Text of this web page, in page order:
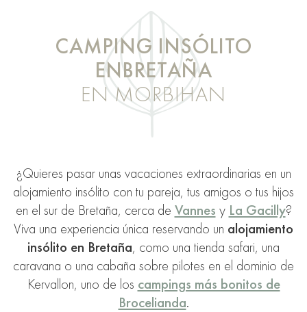
CAMPING INSÓLITO
ENBRETAÑA
EN MORBIHAN
¿Quieres pasar unas vacaciones extraordinarias en un
alojamiento insólito con tu pareja, tus amigos o tus hijos
en el sur de Bretaña, cerca de Vannes y La Gacilly?
Viva una experiencia única reservando un alojamiento
insólito en Bretaña, como una tienda safari, una
caravana o una cabaña sobre pilotes en el dominio de
Kervallon, uno de los campings más bonitos de
Brocelianda.